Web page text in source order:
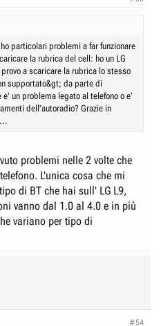
particolari problemi a far funzionare
la rubrica del cell: ho un LG
a scaricare la rubrica lo stesso
supportato&gt; da parte di
un problema legato al telefono o e'
dell'autoradio? Grazie in
problemi nelle 2 volte che
L'unica cosa che mi
di BT che hai sull' LG L9,
vanno dal 1.0 al 4.0 e in più
variano per tipo di
#54